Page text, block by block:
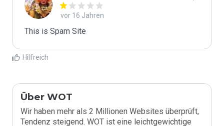
vor 16 Jahren
This is Spam Site
Hilfreich
Über WOT
Wir haben mehr als 2 Millionen Websites überprüft,
Tendenz steigend. WOT ist eine leichtgewichtige